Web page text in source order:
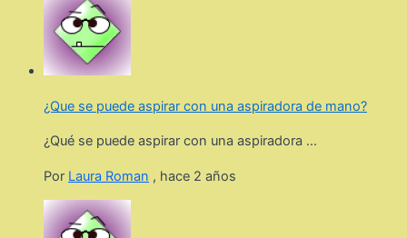
¿Que se puede aspirar con una aspiradora de mano?
¿Qué se puede aspirar con una aspiradora ...
Por Laura Roman , hace 2 años